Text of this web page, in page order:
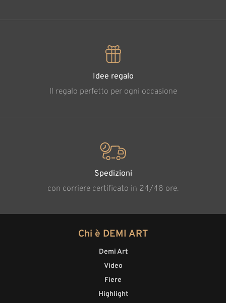
Idee regalo
Il regalo perfetto per ogni occasione
Spedizioni
con corriere certificato in 24/48 ore.
Chi è DEMI ART
Demi Art
Video
Fiere
Highlight